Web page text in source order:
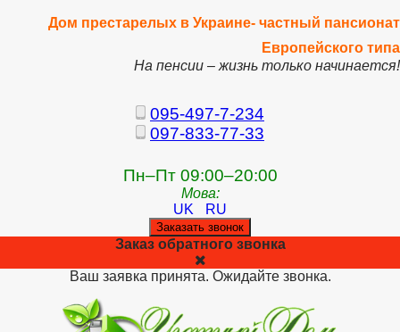
Дом престарелых в Украине- частный пансионат
Европейского типа
На пенсии – жизнь только начинается!
095-497-7-234
097-833-77-33
Пн–Пт 09:00–20:00
Мова:
UK
RU
Заказать звонок
Заказ обратного звонка
Ваш заявка принята. Ожидайте звонка.